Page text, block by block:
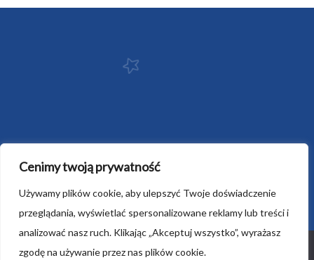
Cenimy twoją prywatność
Używamy plików cookie, aby ulepszyć Twoje doświadczenie
przeglądania, wyświetlać spersonalizowane reklamy lub treści i
analizować nasz ruch. Klikając „Akceptuj wszystko”, wyrażasz
zgodę na używanie przez nas plików cookie.
Ta strona korzysta z ciasteczek aby świadczyć usługi na